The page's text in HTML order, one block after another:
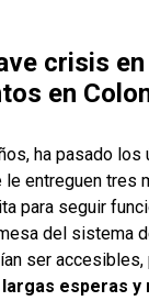
crisis
en
ha pasado
entreguen tres
para seguir
del sistema
ser accesibles,
largas esperas y